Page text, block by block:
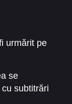
urmărit pe
se
subtitrări